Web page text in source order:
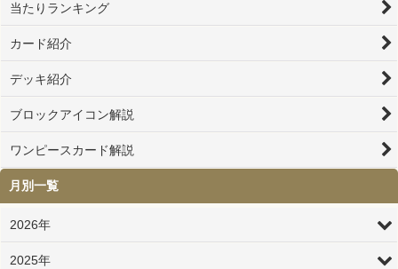
当たりランキング
カード紹介
デッキ紹介
ブロックアイコン解説
ワンピースカード解説
月別一覧
2026年
2025年